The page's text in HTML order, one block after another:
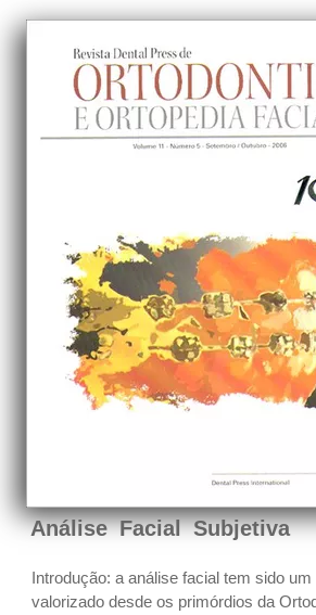
Análise Facial Subjetiva
Introdução: a análise facial tem sido
valorizado desde os primórdios da